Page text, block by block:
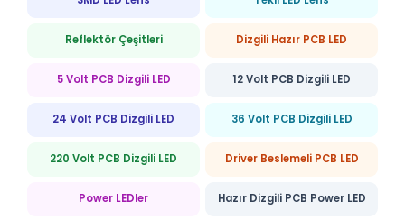
Reflektör Çeşitleri Dizgili Hazır PCB LED
5 Volt PCB Dizgili LED 12 Volt PCB Dizgili LED
24 Volt PCB Dizgili LED 36 Volt PCB Dizgili LED
220 Volt PCB Dizgili LED Driver Beslemeli PCB LED
Power LEDler Hazır Dizgili PCB Power LED